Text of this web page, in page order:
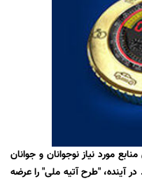
مورد نیاز نوجوانان و جوانان
آینده، "طرح آتیه ملی" را عرضه